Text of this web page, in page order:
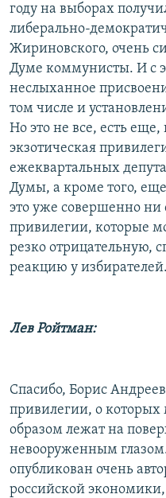
году на выборах
либерально-
Жириновского, очень
Думе коммунисты. И с
неслыханное
том числе и
Но это не все, есть
экзотическая
ежеквартальных
Думы, а кроме того,
это уже совершенно ни
привилегии, которые
резко отрицательную,
реакцию у избирателей.
Лев Ройтман:
Спасибо, Борис
привилегии, о
образом лежат на
невооруженным
опубликован очень
российской